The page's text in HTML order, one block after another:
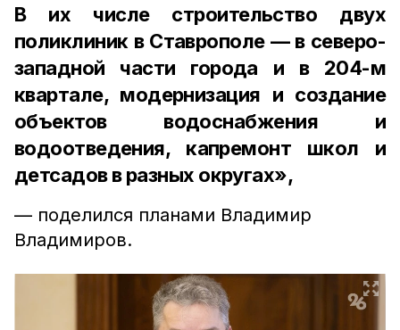
В их числе строительство двух
поликлиник в Ставрополе — в северо-
западной части города и в 204-м
квартале, модернизация и создание
объектов водоснабжения и
водоотведения, капремонт школ и
детсадов в разных округах»,
— поделился планами Владимир
Владимиров.